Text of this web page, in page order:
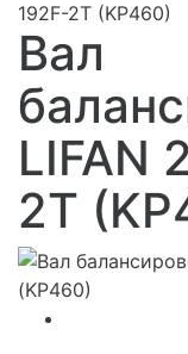
192F-2T (KP460)
Вал
LIFAN
2T